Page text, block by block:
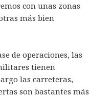
con unas zonas
más bien
de operaciones, las
tienen
las carreteras,
son bastantes más